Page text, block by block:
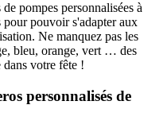
pompes personnalisées à
pouvoir s'adapter aux
Ne manquez pas les
bleu, orange, vert … des
votre fête !
personnalisés de